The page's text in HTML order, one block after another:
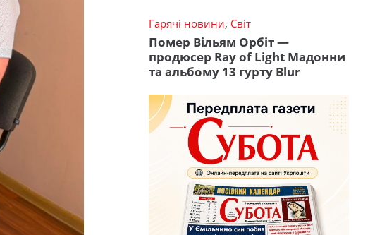
Гарячі новини, Світ
Помер Вільям Орбіт —
продюсер Ray of Light Мадонни
та альбому 13 гурту Blur